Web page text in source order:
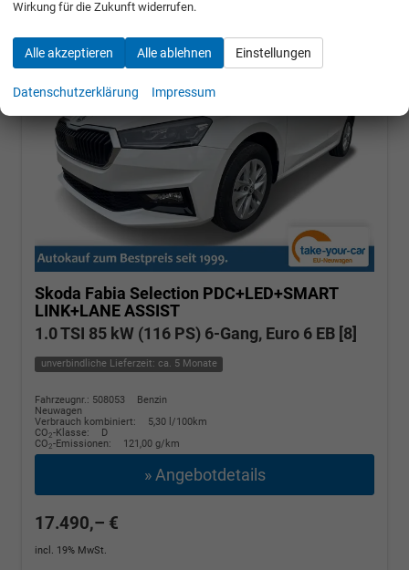
Skoda Fabia Selection PDC+LED+SMART
LINK+LANE ASSIST
1.0 TSI 85 kW (116 PS) 6-Gang, Euro 6 EB [8]
unverbindliche Lieferzeit: ca. 5 Monate
Fahrzeugnr.: 508053
Benzin
Neuwagen
Verbrauch kombiniert:
5,30 l/100km
CO2-Klasse:
D
CO2-Emissionen: 121,00 g/km
» Angebotdetails
17.490,– €
incl. 19% MwSt.
Wirkung für die Zukunft widerrufen.
Alle akzeptieren Alle ablehnen Einstellungen
Datenschutzerklärung Impressum